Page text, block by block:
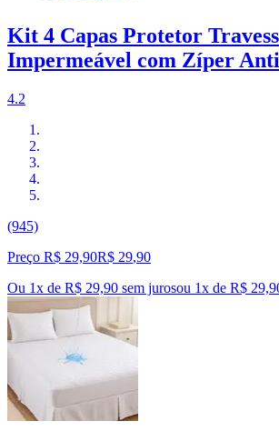
Kit 4 Capas Protetor
Impermeável com Zíper
4.2
(945)
Preço R$ 29,90R$ 29,90
Ou 1x de R$ 29,90 sem jurosou 1x de R$